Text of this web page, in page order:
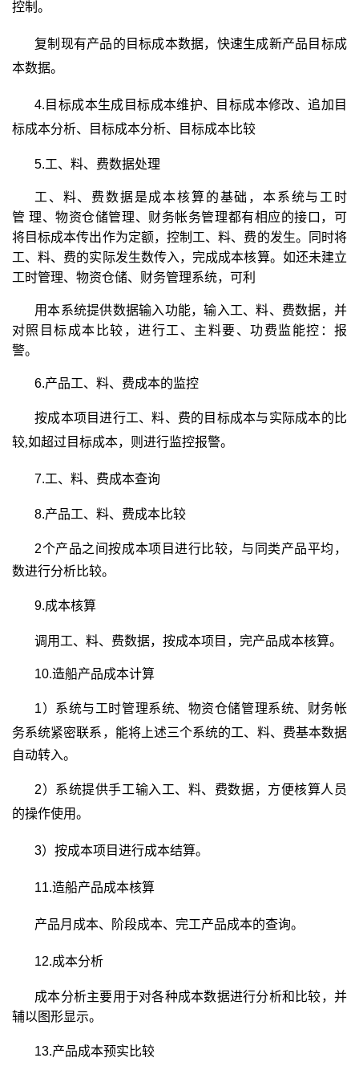
控制。
复制现有产品的目标成本数据，快速生成新产品目标成
本数据。
4. 目标成本生成目标成本维护、
目标成本修改、追加目
标成本分析、
目标成本分析、 目标成本比较
5.工、料、费数据处理
工、料、费数据是成本核算的基础，本系统与工时
管 理、物资仓储管理、财务帐务管理都有相应的接口，可
将目标成本传出作为定额，控制工、料、费的发生。同时将
工、料、费的实际发生数传入，完成成本核算。如还未建立
工时管理、物资仓储、财务管理系统，可利
用本系统提供数据输入功能，输入工、料、费数据，并
对照目标成本比较，进行工、主料要、功费监能控：报
警。
6.产品工、料、费成本的监控
按成本项目进行工、料、费的目标成本与实际成本的比
较,如超过目标成本，则进行监控报警。
7.工、料、费成本查询
8.产品工、料、费成本比较
2个产品之间按成本项目进行比较， 与同类产品平均，
数进行分析比较。
9.成本核算
调用工、料、费数据，按成本项目，完产品成本核算。
10.造船产品成本计算
1） 系统与工时管理系统、物资仓储管理系统、财务帐
务系统紧密联系，能将上述三个系统的工、料、费基本数据
自动转入。
2） 系统提供手工输入工、料、费数据，方便核算人员
的操作使用。
3） 按成本项目进行成本结算。
11.造船产品成本核算
产品月成本、阶段成本、完工产品成本的查询。
12.成本分析
成本分析主要用于对各种成本数据进行分析和比较，并
辅以图形显示。
13.产品成本预实比较